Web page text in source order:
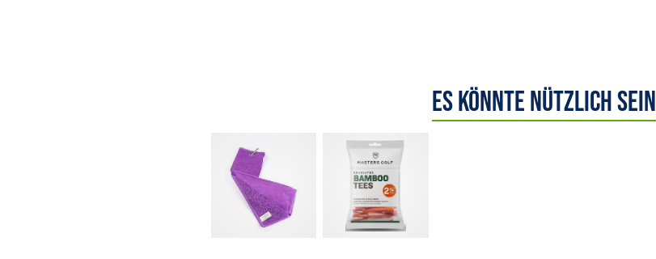
Es könnte nützlich sein